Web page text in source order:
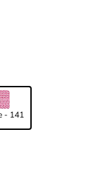
- 141